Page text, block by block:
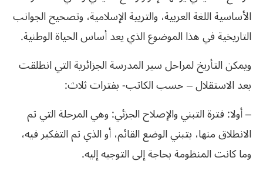
الأساسية اللغة العربية، والتربية الإسلامية، وتصحيح الجوانب
التاريخية في هذا الموضوع الذي يعد أساس الحياة الوطنية.
ويمكن التأريخ لمراحل سير المدرسة الجزائرية التي انطلقت
بعد الاستقلال – حسب الكاتب- بفترات ثلاث:
– أولا: فترة التبني والإصلاح الجزئي: وهي المرحلة التي تم
الانطلاق منها، بتبني الوضع القائم، أو الذي تم التفكير فيه،
وما كانت المنظومة بحاجة إلى التوجيه إليه.